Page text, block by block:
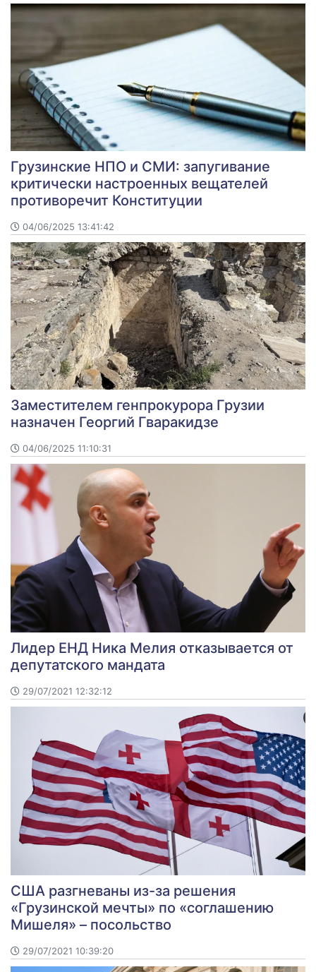
Грузинские НПО и СМИ: запугивание
критически настроенных вещателей
противоречит Конституции
04/06/2025 13:41:42
Заместителем генпрокурора Грузии
назначен Георгий Гваракидзе
04/06/2025 11:10:31
Лидер ЕНД Ника Мелия отказывается от
депутатского мандата
29/07/2021 12:32:12
США разгневаны из-за решения
«Грузинской мечты» по «соглашению
Мишеля» – посольство
29/07/2021 10:39:20